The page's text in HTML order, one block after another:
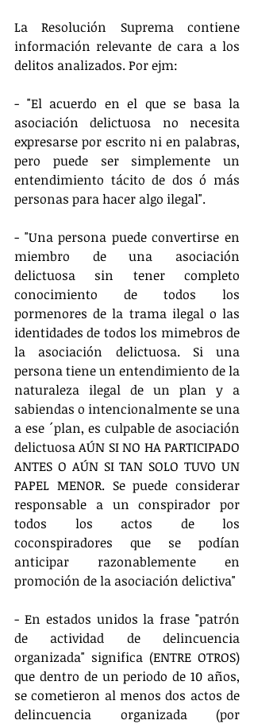
La Resolución Suprema contiene
información relevante de cara a los
delitos analizados. Por ejm:
- "El acuerdo en el que se basa la
asociación delictuosa no necesita
expresarse por escrito ni en palabras,
pero puede ser simplemente un
entendimiento tácito de dos ó más
personas para hacer algo ilegal".
- "Una persona puede convertirse en
miembro de una asociación
delictuosa sin tener completo
conocimiento de todos los
pormenores de la trama ilegal o las
identidades de todos los mimebros de
la asociación delictuosa. Si una
persona tiene un entendimiento de la
naturaleza ilegal de un plan y a
sabiendas o intencionalmente se una
a ese ´plan, es culpable de asociación
delictuosa AÚN SI NO HA PARTICIPADO
ANTES O AÚN SI TAN SOLO TUVO UN
PAPEL MENOR. Se puede considerar
responsable a un conspirador por
todos los actos de los
coconspiradores que se podían
anticipar razonablemente en
promoción de la asociación delictiva"
- En estados unidos la frase "patrón
de actividad de delincuencia
organizada" significa (ENTRE OTROS)
que dentro de un periodo de 10 años,
se cometieron al menos dos actos de
delincuencia organizada (por